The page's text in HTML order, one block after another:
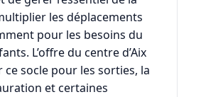
les déplacements
pour les besoins du
L’offre du centre d’Aix
socle pour les sorties, la
et certaines